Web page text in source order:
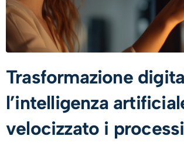
Trasformazione
l’intelligenza
velocizzato i